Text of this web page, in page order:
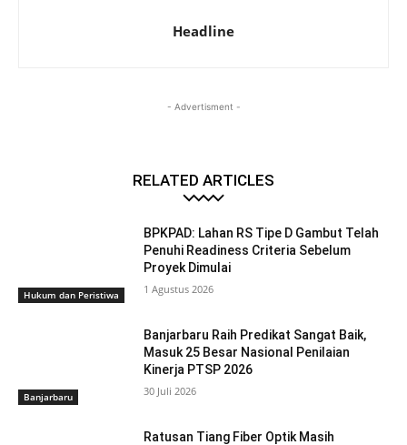
Headline
- Advertisment -
RELATED ARTICLES
Hukum dan Peristiwa
BPKPAD: Lahan RS Tipe D Gambut Telah
Penuhi Readiness Criteria Sebelum
Proyek Dimulai
1 Agustus 2026
Banjarbaru
Banjarbaru Raih Predikat Sangat Baik,
Masuk 25 Besar Nasional Penilaian
Kinerja PTSP 2026
30 Juli 2026
Ratusan Tiang Fiber Optik Masih